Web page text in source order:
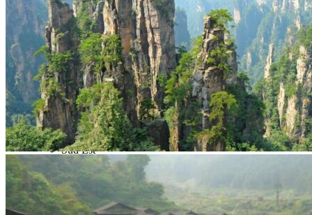
Suzhou 苏州
Nord Ouest
Gansu 甘肃
Dunhuang – 敦煌
Jiayuguan – 嘉峪关
Qinghai 青海
Xi’an 西安市
Xinjiang 新疆
Kashgar
Turpan
Sud Est
Canton 广州
Fujian 福建
Hong Kong 香港
Hunan 湖南